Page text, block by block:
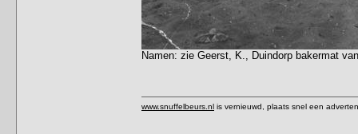
Namen: zie Geerst, K., Duindorp bakermat
www.snuffelbeurs.nl is vernieuwd, plaats snel een